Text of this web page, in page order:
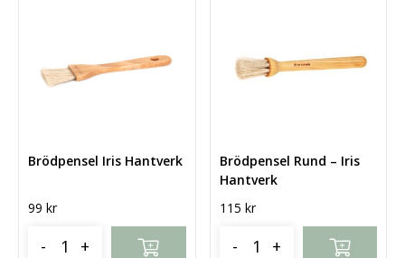
Brödpensel Iris Hantverk
99 kr
- +
Brödpensel Rund – Iris
Hantverk
115 kr
- +